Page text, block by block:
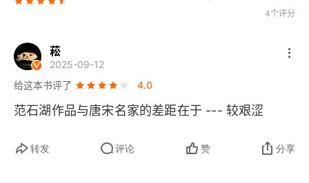
赏心亭再题
宿义林院
胭脂井三首（选二）
4个评分
菘
2025-09-12
给这本书评了
4.0
范石湖作品与唐宋名家的差距在于 --- 较艰涩
转发 评论 赞 分享